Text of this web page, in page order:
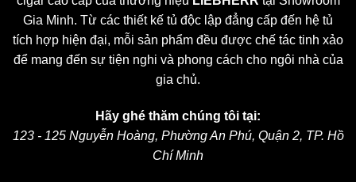
Gia Minh. Từ các thiết kế tủ độc lập đẳng cấp đến hệ tủ
tích hợp hiện đại, mỗi sản phẩm đều được chế tác tinh xảo
để mang đến sự tiện nghi và phong cách cho ngôi nhà của
gia chủ.
Hãy ghé thăm chúng tôi tại:
123 - 125 Nguyễn Hoàng, Phường An Phú, Quận 2, TP. Hồ
Chí Minh